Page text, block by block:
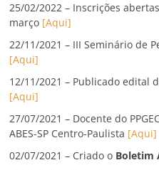
25/02/2022 – Inscrições
março [Aqui]
22/11/2021 – III Seminário de
[Aqui]
12/11/2021 – Publicado edital
[Aqui]
27/07/2021 – Docente do
ABES-SP Centro-Paulista [Aqui]
02/07/2021 – Criado o Boletim